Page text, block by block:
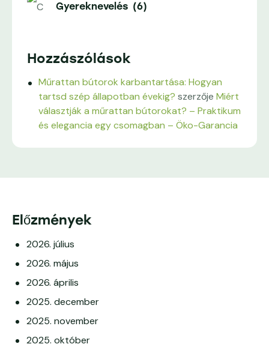
Gyereknevelés (6)
Hozzászólások
Műrattan bútorok karbantartása: Hogyan
tartsd szép állapotban évekig? szerzőjeMiért
választják a műrattan bútorokat? – Praktikum
és elegancia egy csomagban – Öko-Garancia
Előzmények
2026. július
2026. május
2026. április
2025. december
2025. november
2025. október